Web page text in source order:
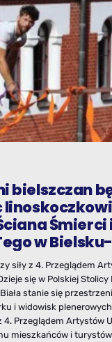
bielszczan
w
siły z 4. Przeglądem
się w Polskiej
stanie się
i widowisk
4. Przeglądem Artystów
mieszkańców i